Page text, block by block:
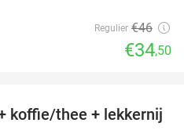
Regulier €46
€34,50
68%
koffie/thee + lekkernij